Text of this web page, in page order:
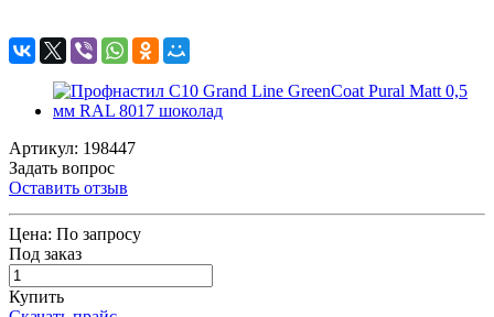
Артикул: 198447
Задать вопрос
Оставить отзыв
Цена: По запросу
Под заказ
Купить